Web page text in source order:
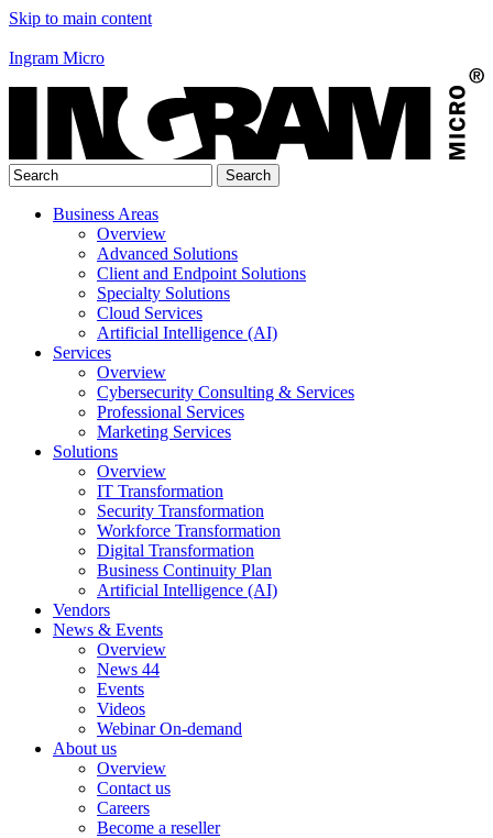
Skip to main content
Ingram Micro
Business Areas
Overview
Advanced Solutions
Client and Endpoint Solutions
Specialty Solutions
Cloud Services
Artificial Intelligence (AI)
Services
Overview
Cybersecurity Consulting & Services
Professional Services
Marketing Services
Solutions
Overview
IT Transformation
Security Transformation
Workforce Transformation
Digital Transformation
Business Continuity Plan
Artificial Intelligence (AI)
Vendors
News & Events
Overview
News 44
Events
Videos
Webinar On-demand
About us
Overview
Contact us
Careers
Become a reseller